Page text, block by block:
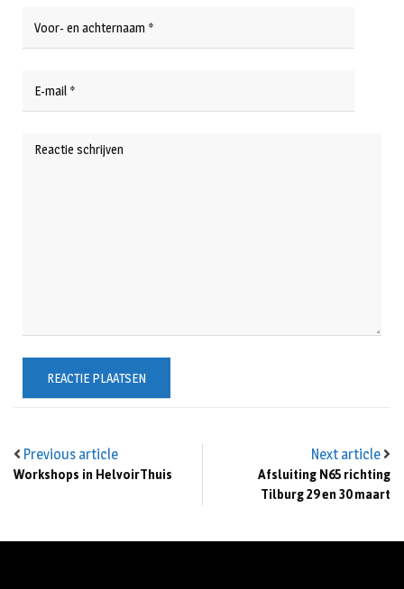
Previous article
Workshops in HelvoirThuis
Next article
Afsluiting N65 richting
Tilburg 29 en 30 maart